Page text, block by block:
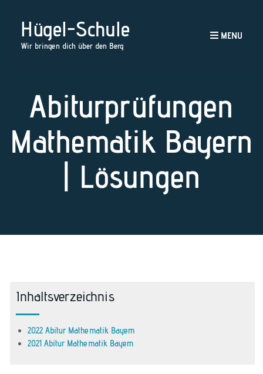
Hügel-Schule
Wir bringen dich über den Berg
MENU
Abiturprüfungen
Mathematik Bayern
| Lösungen
Inhaltsverzeichnis
2022 Abitur Mathematik Bayern
2021 Abitur Mathematik Bayern